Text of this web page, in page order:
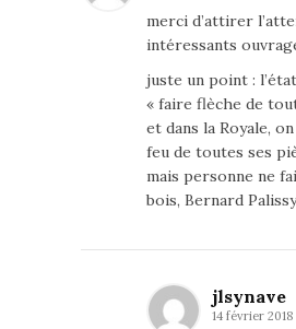
merci d’attirer
intéressants
juste un point :
« faire flèche de
et dans la Royale,
feu de toutes ses
mais personne ne
bois, Bernard
jlsynave
14 février